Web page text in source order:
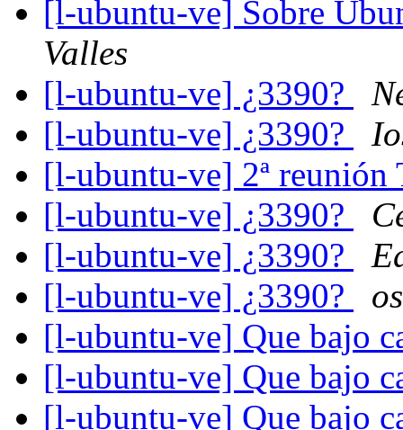
[l-ubuntu-ve] Sobre
Valles
[l-ubuntu-ve] ¿3390?
[l-ubuntu-ve] ¿3390?
[l-ubuntu-ve] 2ª reunión
[l-ubuntu-ve] ¿3390?
[l-ubuntu-ve] ¿3390?
[l-ubuntu-ve] ¿3390?
[l-ubuntu-ve] Que bajo
[l-ubuntu-ve] Que bajo
[l-ubuntu-ve] Que bajo